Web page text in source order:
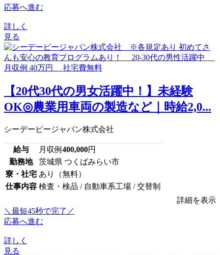
応募へ進む
詳しく
見る
【20代30代の男女活躍中！】未経験
OK◎農業用車両の製造など｜時給2,0...
シーデーピージャパン株式会社
給与 月収例 400,000円
勤務地
茨城県 つくばみらい市
寮・社宅 あり（無料）
仕事内容 検査・検品 / 自動車系工場 / 交替制
詳細を表示
＼最短45秒で完了／
応募へ進む
詳しく
見る